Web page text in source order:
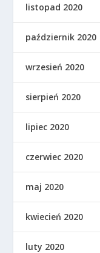
listopad 2020
październik 2020
wrzesień 2020
sierpień 2020
lipiec 2020
czerwiec 2020
maj 2020
kwiecień 2020
luty 2020